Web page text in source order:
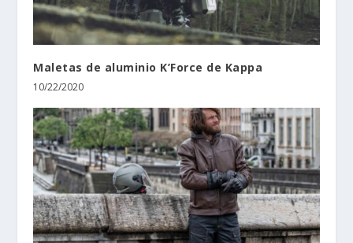
Maletas de aluminio K’Force de Kappa
10/22/2020